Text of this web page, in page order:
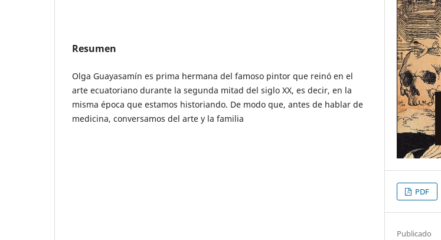
Resumen
Olga Guayasamín es prima hermana del famoso pintor que reinó en el
arte ecuatoriano durante la segunda mitad del siglo XX, es decir, en la
misma época que estamos historiando. De modo que, antes de hablar de
medicina, conversamos del arte y la familia
PDF
Publicado